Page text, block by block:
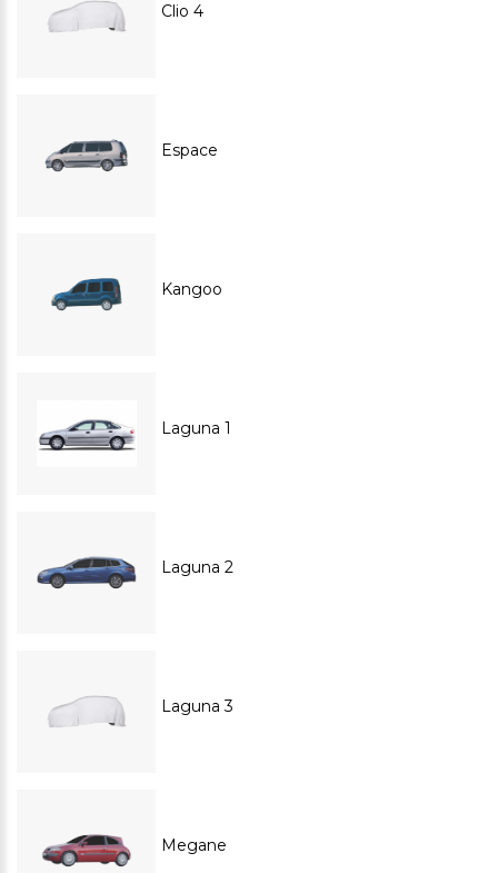
Clio 4
Espace
Kangoo
Laguna 1
Laguna 2
Laguna 3
Megane